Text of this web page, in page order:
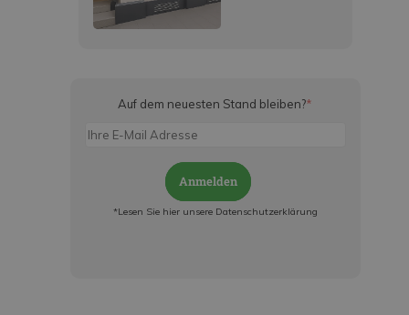
Auf dem neuesten Stand bleiben?*
Anmelden
*Lesen Sie hier unsere Datenschutzerklärung